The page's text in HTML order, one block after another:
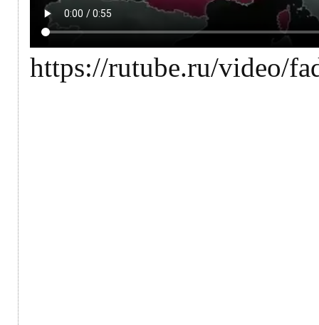
https://rutube.ru/video/